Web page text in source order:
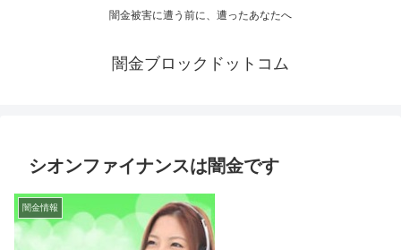
闇金被害に遭う前に、遭ったあなたへ
闇金ブロックドットコム
シオンファイナンスは闇金です
闇金情報